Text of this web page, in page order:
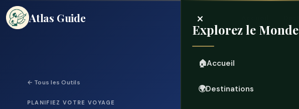
Atlas Guide ×
Explorez le Monde
🏠Accueil
🌍Destinations
← Tous les Outils
PLANIFIEZ VOTRE VOYAGE